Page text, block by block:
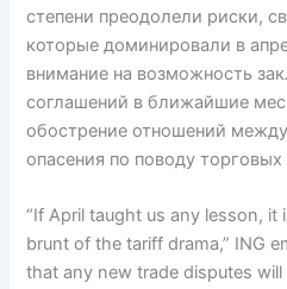
степени преодолели риски,
которые доминировали в
внимание на возможность
соглашений в ближайшие
обострение отношений
опасения по поводу
“If April taught us any lesson,
brunt of the tariff drama,” ING
that any new trade disputes